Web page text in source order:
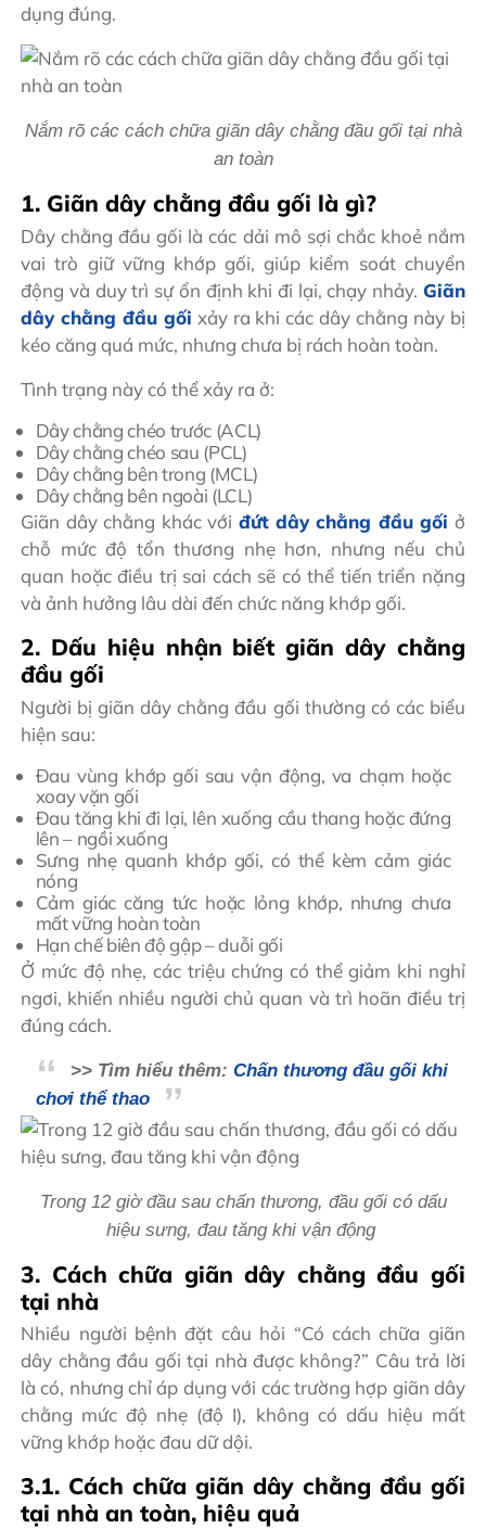
dụng đúng.
Nắm rõ các cách chữa giãn dây chằng đầu gối tại nhà
an toàn
1. Giãn dây chằng đầu gối là gì?
Dây chằng đầu gối là các dải mô sợi chắc khoẻ nắm
vai trò giữ vững khớp gối, giúp kiểm soát chuyển
động và duy trì sự ổn định khi đi lại, chạy nhảy. Giãn
dây chằng đầu gối xảy ra khi các dây chằng này bị
kéo căng quá mức, nhưng chưa bị rách hoàn toàn.
Tình trạng này có thể xảy ra ở:
Dây chằng chéo trước (ACL)
Dây chằng chéo sau (PCL)
Dây chằng bên trong (MCL)
Dây chằng bên ngoài (LCL)
Giãn dây chằng khác với đứt dây chằng đầu gối ở
chỗ mức độ tổn thương nhẹ hơn, nhưng nếu chủ
quan hoặc điều trị sai cách sẽ có thể tiến triển nặng
và ảnh hưởng lâu dài đến chức năng khớp gối.
2. Dấu hiệu nhận biết giãn dây chằng
đầu gối
Người bị giãn dây chằng đầu gối thường có các biểu
hiện sau:
Đau vùng khớp gối sau vận động, va chạm hoặc
xoay vặn gối
Đau tăng khi đi lại, lên xuống cầu thang hoặc đứng
lên – ngồi xuống
Sưng nhẹ quanh khớp gối, có thể kèm cảm giác
nóng
Cảm giác căng tức hoặc lỏng khớp, nhưng chưa
mất vững hoàn toàn
Hạn chế biên độ gập – duỗi gối
Ở mức độ nhẹ, các triệu chứng có thể giảm khi nghỉ
ngơi, khiến nhiều người chủ quan và trì hoãn điều trị
đúng cách.
>> Tìm hiểu thêm:Chấn thương đầu gối khi
chơi thể thao
Trong 12 giờ đầu sau chấn thương, đầu gối có dấu
hiệu sưng, đau tăng khi vận động
3. Cách chữa giãn dây chằng đầu gối
tại nhà
Nhiều người bệnh đặt câu hỏi “Có cách chữa giãn
dây chằng đầu gối tại nhà được không?” Câu trả lời
là có, nhưng chỉ áp dụng với các trường hợp giãn dây
chằng mức độ nhẹ (độ I), không có dấu hiệu mất
vững khớp hoặc đau dữ dội.
3.1. Cách chữa giãn dây chằng đầu gối
tại nhà an toàn, hiệu quả